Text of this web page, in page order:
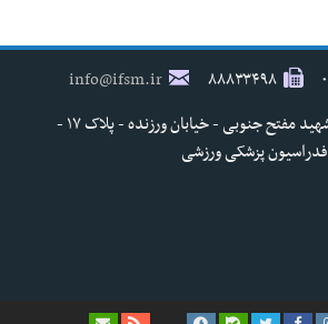
۸۸۸۳۳۴۹۸
info@ifsm.ir
تهران - خیابان شهید مفتح جنوبی - خیابان ورزنده - پلاک ۱۷ -
فدراسیون پزشکی ورزشی